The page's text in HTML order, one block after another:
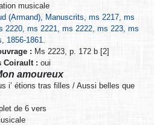
musicale
(Armand), Manuscrits, ms 2217, ms
2220, ms 2221, ms 2222, ms 223, ms
1856-1861.
: Ms 2223, p. 172 b [2]
Coirault : oui
amoureux
i’ étions tras filles / Aussi belles que
de 6 vers